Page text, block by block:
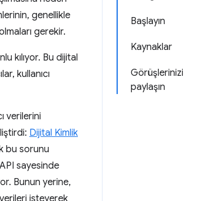
Başlayın
Kaynaklar
Görüşlerinizi
paylaşın
genellikle
gerekir.
kılıyor. Bu dijital
kullanıcı
verilerini
Dijital Kimlik
bu sorunu
sayesinde
Bunun yerine,
isteyerek